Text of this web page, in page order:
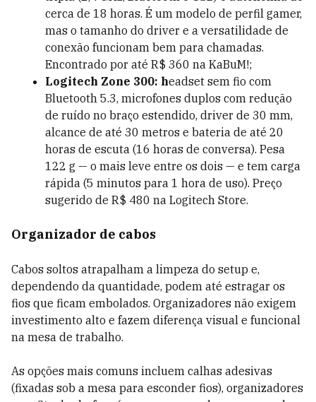
cerca de 18 horas. É um modelo de perfil gamer,
mas o tamanho do driver e a versatilidade de
conexão funcionam bem para chamadas.
Encontrado por até R$ 360 na KaBuM!;
Logitech Zone 300: headset sem fio com
Bluetooth 5.3, microfones duplos com redução
de ruído no braço estendido, driver de 30 mm,
alcance de até 30 metros e bateria de até 20
horas de escuta (16 horas de conversa). Pesa
122 g — o mais leve entre os dois — e tem carga
rápida (5 minutos para 1 hora de uso). Preço
sugerido de R$ 480 na Logitech Store.
Organizador de cabos
Cabos soltos atrapalham a limpeza do setup e,
dependendo da quantidade, podem até estragar os
fios que ficam embolados. Organizadores não exigem
investimento alto e fazem diferença visual e funcional
na mesa de trabalho.
As opções mais comuns incluem calhas adesivas
(fixadas sob a mesa para esconder fios), organizadores